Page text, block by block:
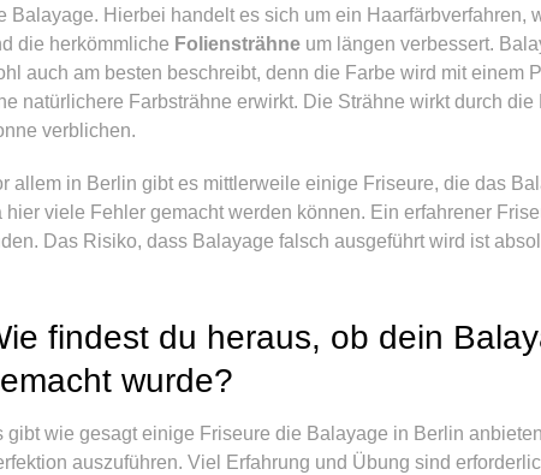
Balayage. Hierbei handelt es sich um ein Haarfärbverfahren,
die herkömmliche Foliensträhne um längen verbessert.
auch am besten beschreibt, denn die Farbe wird mit einem
natürlichere Farbsträhne erwirkt. Die Strähne wirkt durch
verblichen.
allem in Berlin gibt es mittlerweile einige Friseure, die das
hier viele Fehler gemacht werden können. Ein erfahrener
Das Risiko, dass Balayage falsch ausgeführt wird ist
findest du heraus, ob dein
wurde?
gibt wie gesagt einige Friseure die Balayage in Berlin
auszuführen. Viel Erfahrung und Übung sind